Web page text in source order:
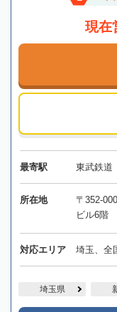
現在
最寄駅 東武鉄道
所在地
〒352-
ビル6階
対応エリア 埼玉、全
埼玉県